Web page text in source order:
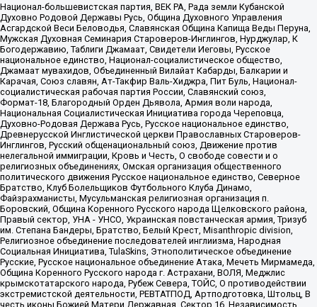
Национал-большевистская партия, ВЕК РА, Рада земли Кубанской
Духовно Родовой Державы Русь, Община Духовного Управления
Асгардской Веси Беловодья, Славянская Община Капища Веды Перуна,
Мужская Духовная Семинария Староверов-Инглингов, Нурджулар, К
Богодержавию, Таблиги Джамаат, Свидетели Иеговы, Русское
национальное единство, Национал-социалистическое общество,
Джамаат мувахидов, Объединенный Вилайат Кабарды, Балкарии и
Карачая, Союз славян, Ат-Такфир Валь-Хиджра, Пит Буль, Национал-
социалистическая рабочая партия России, Славянский союз,
Формат-18, Благородный Орден Дьявола, Армия воли народа,
Национальная Социалистическая Инициатива города Череповца,
Духовно-Родовая Держава Русь, Русское национальное единство,
Древнерусской Инглистической церкви Православных Староверов-
Инглингов, Русский общенациональный союз, Движение против
нелегальной иммиграции, Кровь и Честь, О свободе совести и о
религиозных объединениях, Омская организация общественного
политического движения Русское национальное единство, Северное
Братство, Клуб Болельщиков Футбольного Клуба Динамо,
Файзрахманисты, Мусульманская религиозная организация п.
Боровский, Община Коренного Русского народа Щелковского района,
Правый сектор, УНА - УНСО, Украинская повстанческая армия, Тризуб
им. Степана Бандеры, Братство, Белый Крест, Misanthropic division,
Религиозное объединение последователей инглиизма, Народная
Социальная Инициатива, TulaSkins, Этнополитическое объединение
Русские, Русское национальное объединение Атака, Мечеть Мирмамеда,
Община Коренного Русского народа г. Астрахани, ВОЛЯ, Меджлис
крымскотатарского народа, Рубеж Севера, ТОЙС, О противодействии
экстремистской деятельности, РЕВТАТПОД, Артподготовка, Штольц, В
честь иконы Божией Матери Державная, Сектор 16, Независимость,